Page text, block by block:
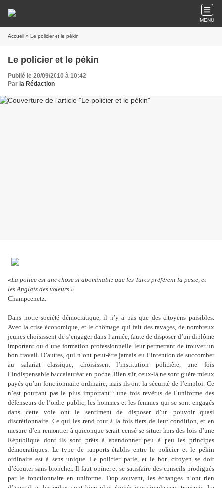
MENU
Accueil » Le policier et le pékin
Le policier et le pékin
Publié le 20/09/2010 à 10:42
Par la Rédaction
«La police est une chose si abominable que les Turcs préfèrent la peste, et
les Anglais des voleurs.»
Champcenetz.
Dans notre société démocratique, il n’y a pas que des citoyens paisibles.
Avec la crise économique, et le chômage qui fait des ravages, de nombreux
jeunes choisissent de s’engager dans l’armée, faute de disposer d’un diplôme
important ou d’une formation professionnelle leur permettant de trouver un
bon travail. D’autres, qui n’ont peut-être jamais eu l’intention de succomber
au salariat classique, choisissent l’institution policière, une fois
l’indispensable baccalauréat en poche. Bien sûr, ceux-là ne sont guère mieux
payés qu’un fonctionnaire ordinaire, mais ils ont la sécurité de l’emploi. Ce
n’est pourtant pas le plus important : une fois revêtus de l’uniforme des
défenseurs de l’ordre public, les hommes et les femmes qui se sont engagés
dans cette voie ont le sentiment de disposer d’un pouvoir quasi
discrétionnaire. Ce qui les rend tout à la fois fiers de leur condition, et en
mesure d’en remontrer à quiconque serait censé se situer hors des lois d’une
République dont ils sont prêts à abandonner peu à peu les principes
démocratiques. Le type de rapports établis entre le policier et le pékin
ordinaire est à sens unique. Le policier parle, et le bon citoyen se doit
d’écouter sans broncher. Il faut opiner et se satisfaire des conseils prodigués
par le fonctionnaire en uniforme. Trop souvent, les échanges n’ont rien